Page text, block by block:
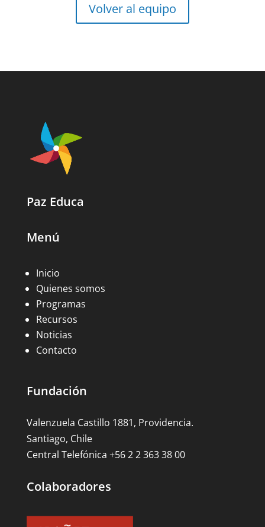
Volver al equipo
Paz Educa
Menú
Inicio
Quienes somos
Programas
Recursos
Noticias
Contacto
Fundación
Valenzuela Castillo 1881, Providencia.
Santiago, Chile
Central Telefónica +56 2 2 363 38 00
Colaboradores